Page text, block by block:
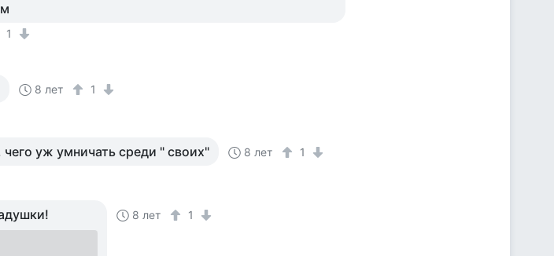
1
8 лет 1
чего уж умничать среди " своих" 8 лет 1
8 лет 1